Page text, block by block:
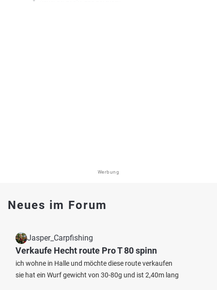
Werbung
Neues im Forum
Jasper_Carpfishing
Verkaufe Hecht route Pro T 80 spinn
ich wohne in Halle und möchte diese route verkaufen
sie hat ein Wurf gewicht von 30-80g und ist 2,40m lang